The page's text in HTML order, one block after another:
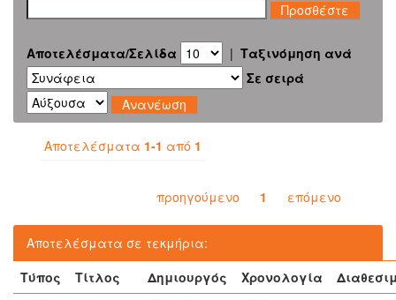
Αποτελέσματα/Σελίδα | Ταξινόμηση ανά
Σε σειρά
Αποτελέσματα 1-1 από 1
προηγούμενο 1 επόμενο
Αποτελέσματα σε τεκμήρια:
Τύπος
Τίτλος Δημιουργός Χρονολογία